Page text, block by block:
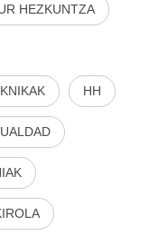
HEZKUNTZA
HH